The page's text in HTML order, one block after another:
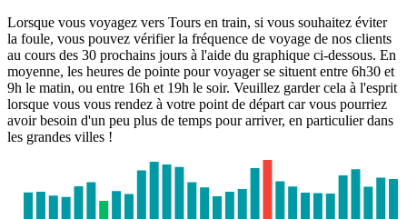
Lorsque vous voyagez vers Tours en train, si vous souhaitez éviter
la foule, vous pouvez vérifier la fréquence de voyage de nos clients
au cours des 30 prochains jours à l'aide du graphique ci-dessous. En
moyenne, les heures de pointe pour voyager se situent entre 6h30 et
9h le matin, ou entre 16h et 19h le soir. Veuillez garder cela à l'esprit
lorsque vous vous rendez à votre point de départ car vous pourriez
avoir besoin d'un peu plus de temps pour arriver, en particulier dans
les grandes villes !